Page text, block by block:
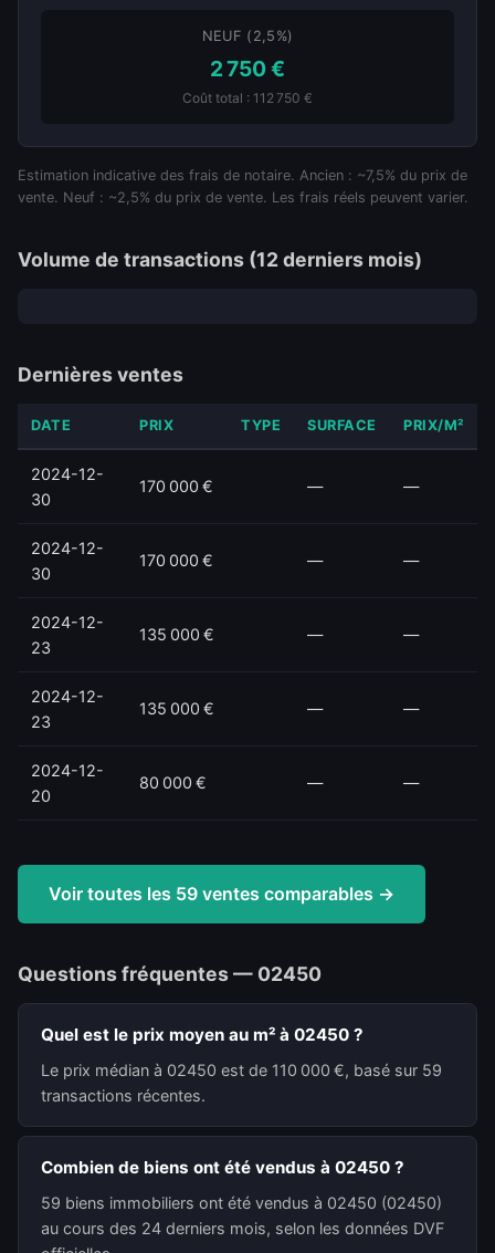
NEUF (2,5%)
2 750 €
Coût total : 112 750 €
Estimation indicative des frais de notaire. Ancien : ~7,5% du prix de
vente. Neuf : ~2,5% du prix de vente. Les frais réels peuvent varier.
Volume de transactions (12 derniers mois)
Dernières ventes
DATE PRIX TYPE SURFACE PRIX/M²
2024-12-
30
170 000 € — —
2024-12-
30
170 000 € — —
2024-12-
23
135 000 € — —
2024-12-
23
135 000 € — —
2024-12-
20
80 000 € — —
Voir toutes les 59 ventes comparables →
Questions fréquentes — 02450
Quel est le prix moyen au m² à 02450 ?
Le prix médian à 02450 est de 110 000 €, basé sur 59
transactions récentes.
Combien de biens ont été vendus à 02450 ?
59 biens immobiliers ont été vendus à 02450 (02450)
au cours des 24 derniers mois, selon les données DVF